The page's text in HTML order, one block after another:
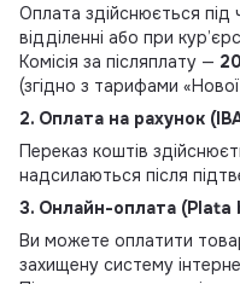
Оплата здійснюється
відділенні або при
Комісія за післяплату —
(згідно з тарифами
2. Оплата на рахунок
Переказ коштів
надсилаються після
3. Онлайн-оплата (Plata
Ви можете оплатити
захищену систему